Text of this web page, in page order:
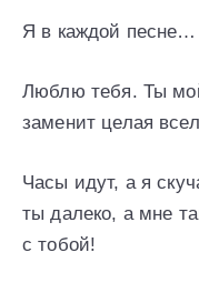
Я в каждой песне…
Люблю тебя. Ты
заменит целая
Часы идут, а я
ты далеко, а мне
с тобой!